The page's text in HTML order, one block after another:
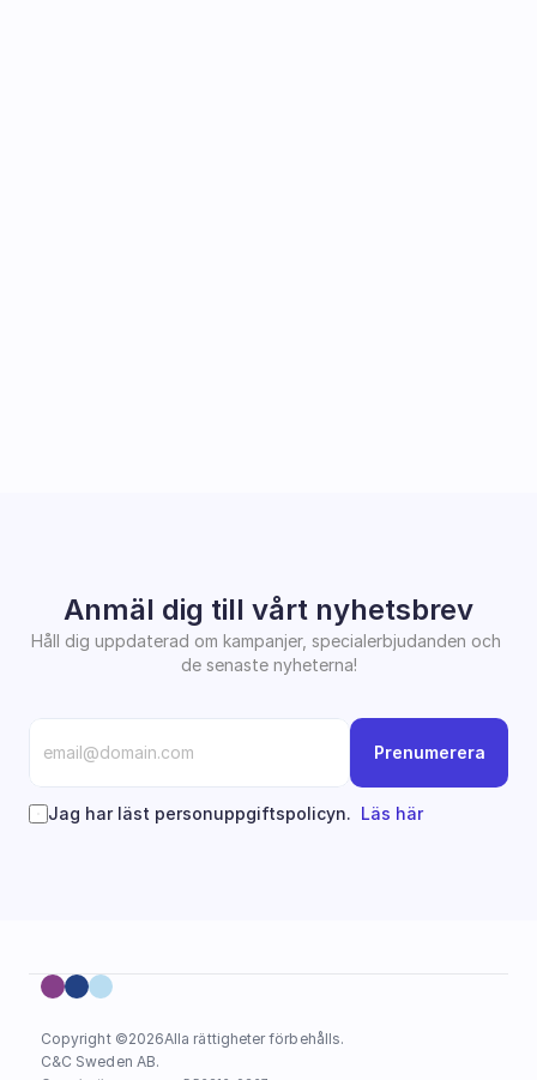
Anmäl dig till vårt nyhetsbrev
Håll dig uppdaterad om kampanjer, specialerbjudanden och
de senaste nyheterna!
Prenumerera
Jag har läst personuppgiftspolicyn. Läs här
Copyright ©2026Alla rättigheter förbehålls.
C&C Sweden AB.